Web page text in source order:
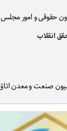
حقوقی و امور
انقلاب
صنعت و معدن اتاق